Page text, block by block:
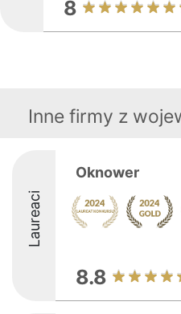
8
Inne firmy z
Laureaci
Oknower
8.8